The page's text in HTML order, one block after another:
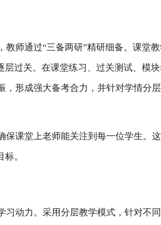
师通过“三备两研”精研细备。课堂
层过关。在课堂练习、过关测试、模
，形成强大备考合力，并针对学情分
课堂上老师能关注到每一位学生。
。
动力。采用分层教学模式，针对不